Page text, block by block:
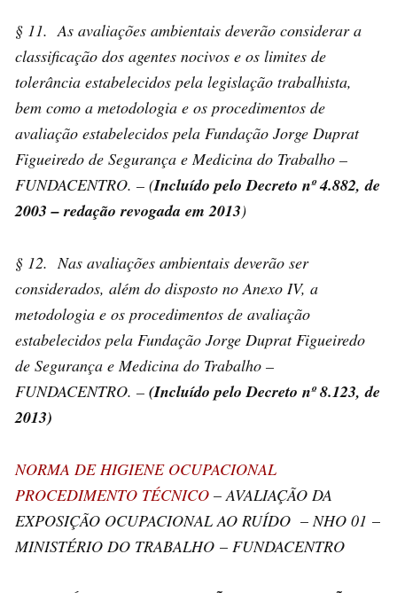
§ 11. As avaliações ambientais deverão considerar a
classificação dos agentes nocivos e os limites de
tolerância estabelecidos pela legislação trabalhista,
bem como a metodologia e os procedimentos de
avaliação estabelecidos pela Fundação Jorge Duprat
Figueiredo de Segurança e Medicina do Trabalho –
FUNDACENTRO. – (Incluído pelo Decreto nº 4.882, de
2003 – redação revogada em 2013)
§ 12. Nas avaliações ambientais deverão ser
considerados, além do disposto no Anexo IV, a
metodologia e os procedimentos de avaliação
estabelecidos pela Fundação Jorge Duprat Figueiredo
de Segurança e Medicina do Trabalho –
FUNDACENTRO. – (Incluído pelo Decreto nº 8.123, de
2013)
NORMA DE HIGIENE OCUPACIONAL
PROCEDIMENTO TÉCNICO –AVALIAÇÃO DA
EXPOSIÇÃO OCUPACIONAL AO RUÍDO –NHO 01 –
MINISTÉRIO DO TRABALHO – FUNDACENTRO